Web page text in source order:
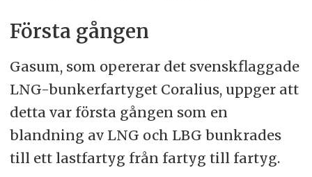
Första gången
Gasum, som opererar det svenskflaggade
LNG-bunkerfartyget Coralius, uppger att
detta var första gången som en
blandning av LNG och LBG bunkrades
till ett lastfartyg från fartyg till fartyg.